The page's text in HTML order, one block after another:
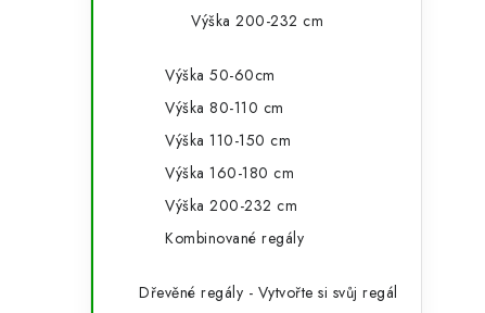
Výška 200-232 cm
Výška 50-60cm
Výška 80-110 cm
Výška 110-150 cm
Výška 160-180 cm
Výška 200-232 cm
Kombinované regály
Dřevěné regály - Vytvořte si svůj regál